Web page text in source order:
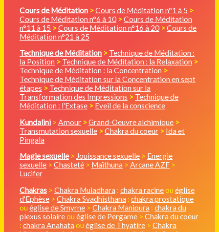
Cours de Méditation >Cours de Méditation n°1 à 5 >
Cours de Méditation n°6 à 10 >Cours de Méditation
n°11 à 15 >Cours de Méditation n°16 à 20 >Cours de
Méditation n°21 à 25
Technique de Méditation > Technique de Méditation :
la Position > Technique de Méditation : la Relaxation >
Technique de Méditation : la Concentration >
Technique de Méditation sur la Concentration en sept
étapes > Technique de Méditation sur la
Transformation des Impressions > Technique de
Méditation : l'Extase > Eveil de la conscience
Kundalini > Amour >Grand-Oeuvre alchimique >
Transmutation sexuelle >Chakra du coeur > Ida et
Pingala
Magie sexuelle> Jouissance sexuelle > Energie
sexuelle > Chasteté > Maïthuna > Arcane AZF >
Lucifer
Chakras > Chakra Muladhara : chakra racineou église
d'Ephèse > Chakra Svadhisthana : chakra prostatique
ou église de Smyrne > Chakra Manipura : chakra du
plexus solaireou église de Pergame > Chakra du coeur
: chakra Anahata ou église de Thyatire > Chakra